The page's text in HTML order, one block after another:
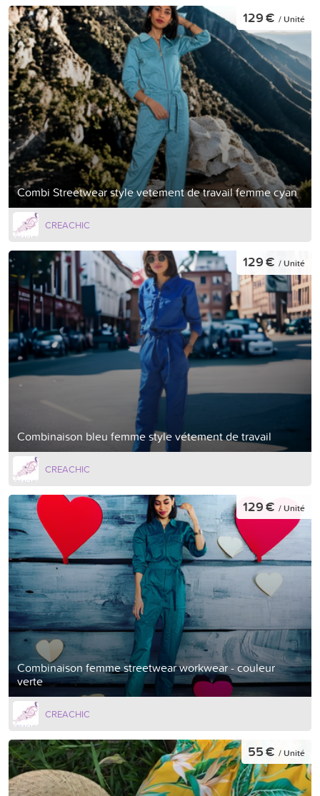
Combi Streetwear style vetement de travail femme cyan
129 € / Unité
CREACHIC
Combinaison bleu femme style vétement de travail
129 € / Unité
CREACHIC
Combinaison femme streetwear workwear - couleur
verte
129 € / Unité
CREACHIC
55 € / Unité